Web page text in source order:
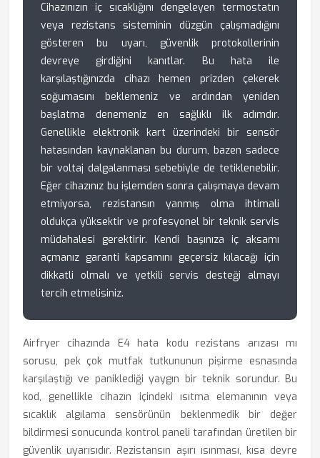
Cihazınızın iç sıcaklığını dengeleyen termostatın
veya rezistans sisteminin düzgün çalışmadığını
gösteren bu uyarı, güvenlik protokollerinin
devreye girdiğini kanıtlar. Bu hata ile
karşılaştığınızda cihazı hemen prizden çekerek
soğumasını beklemeniz ve ardından yeniden
başlatma denemeniz en sağlıklı ilk adımdır.
Genellikle elektronik kart üzerindeki bir sensör
hatasından kaynaklanan bu durum, bazen sadece
bir voltaj dalgalanması sebebiyle de tetiklenebilir.
Eğer cihazınız bu işlemden sonra çalışmaya devam
etmiyorsa, rezistansın yanmış olma ihtimali
oldukça yüksektir ve profesyonel bir teknik servis
müdahalesi gerektirir. Kendi başınıza iç aksamı
açmanız garanti kapsamını geçersiz kılacağı için
dikkatli olmalı ve yetkili servis desteği almayı
tercih etmelisiniz.
Airfryer cihazında E4 hata kodu rezistans arızası mı
sorusu, pek çok mutfak tutkununun pişirme esnasında
karşılaştığı ve paniklediği yaygın bir teknik sorundur. Bu
kod, genellikle cihazın içindeki ısıtma elemanının veya
sıcaklık algılama sensörünün beklenmedik bir değer
bildirmesi sonucunda kontrol paneli tarafından üretilen bir
güvenlik uyarısıdır. Rezistansın aşırı ısınması, kısa devre